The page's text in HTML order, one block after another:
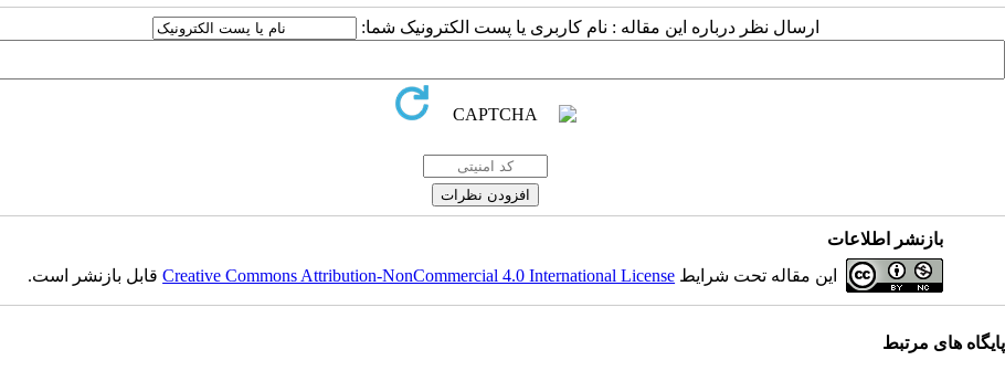
ارسال نظر درباره این مقاله : نام کاربری یا پست الکترونیک شما:
بازنشر اطلاعات
این مقاله تحت شرایط Creative Commons Attribution-NonCommercial 4.0 International Licenseقابل بازنشر است.
پایگاه های مرتبط